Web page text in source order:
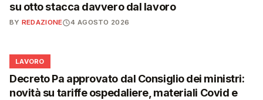
su otto stacca davvero dal lavoro
BY REDAZIONE 4 AGOSTO 2026
💼
LAVORO
Decreto Pa approvato dal Consiglio dei ministri:
novità su tariffe ospedaliere, materiali Covid e